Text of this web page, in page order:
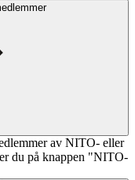
av NITO- eller
du på knappen "NITO-